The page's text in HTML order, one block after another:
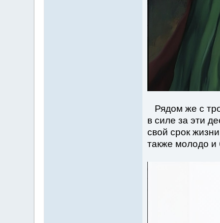
Рядом же с
в силе за эти
свой срок
также молодо и